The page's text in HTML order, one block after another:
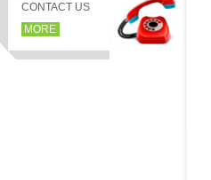
CONTACT US
MORE